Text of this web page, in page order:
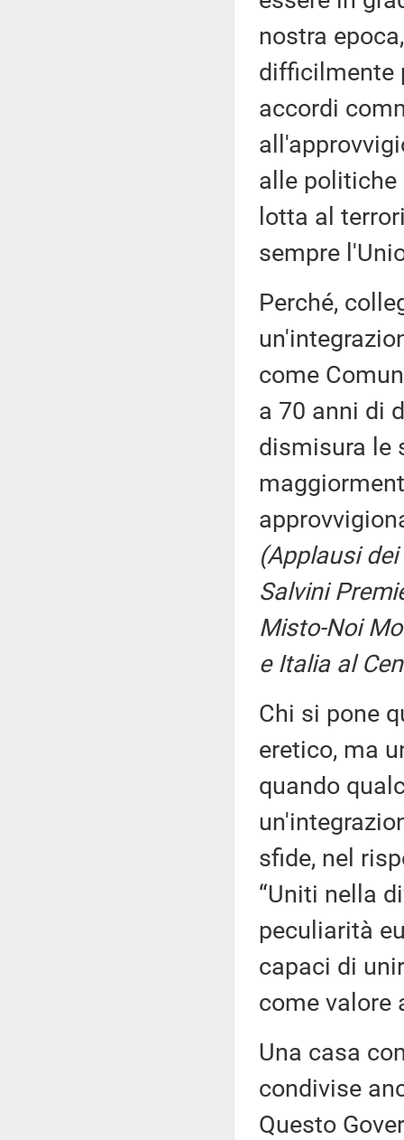
nostra
difficilmente
accordi
alle politiche
lotta al
sempre
Perché,
come
a 70 anni di
dismisura le
(Applausi
Salvini
Misto-Noi
e Italia al
Chi si pone
eretico, ma
quando
sfide, nel
“Uniti nella
peculiarità
capaci di
come valore
Una casa
condivise
Questo